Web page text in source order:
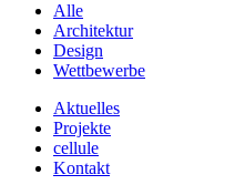
Alle
Architektur
Design
Wettbewerbe
Aktuelles
Projekte
cellule
Kontakt